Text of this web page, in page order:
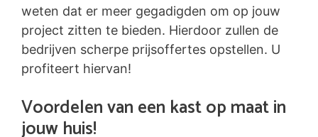
weten dat er meer gegadigden om op jouw
project zitten te bieden. Hierdoor zullen de
bedrijven scherpe prijsoffertes opstellen. U
profiteert hiervan!
Voordelen van een kast op maat in
jouw huis!